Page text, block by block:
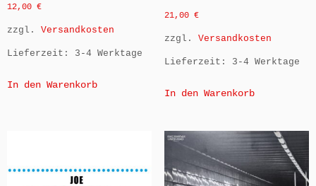
12,00 €
zzgl. Versandkosten
Lieferzeit: 3-4 Werktage
In den Warenkorb
21,00 €
zzgl. Versandkosten
Lieferzeit: 3-4 Werktage
In den Warenkorb